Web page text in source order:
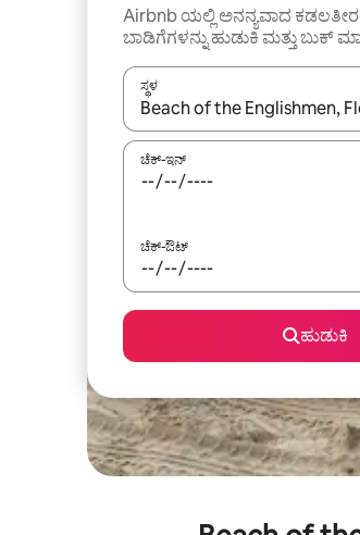
Airbnb ಯಲ್ಲಿ ಅನನ್ಯವಾದ
ಬಾಡಿಗೆಗಳನ್ನು ಹುಡುಕಿ ಮತ್ತು ಬುಕ್
ಸ್ಥಳ
ಫಲಿತಾಂಶಗಳು ಲಭ್ಯವಿರುವಾಗ, ಅಪ್
ಚೆಕ್-ಇನ್
ಚೆಕ್-ಔಟ್
ಹುಡುಕಿ